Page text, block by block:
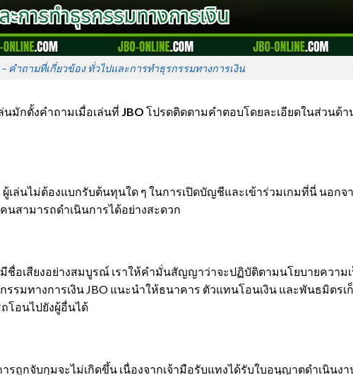
คำถามที่เกี่ยวข้อง ทั่วไปและการทำธุรกรรมทางการเงิน
นมักตั้งคำถามเมื่อเล่นที่ JBO โปรดติดตามคำตอบโดยละเอียดในส่วนด้า
เล่นไม่ต้องแบกรับต้นทุนใด ๆ ในการเปิดบัญชีและเข้าร่วมเกมที่นี่ นอกจ
นสามารถดำเนินการได้อย่างสะดวก
ชื่อเสียงอย่างสมบูรณ์ เราให้คำมั่นสัญญาว่าจะปฏิบัติตามนโยบายความ
รมทางการเงิน JBO แนะนำให้ธนาคาร ตัวแทนโอนเงิน และพันธมิตรเ
โอนไปยังผู้อื่นได้
รถูกจับกุมจะไม่เกิดขึ้น เนื่องจากเจ้ามือรับแทงได้รับใบอนุญาตดำเนินง